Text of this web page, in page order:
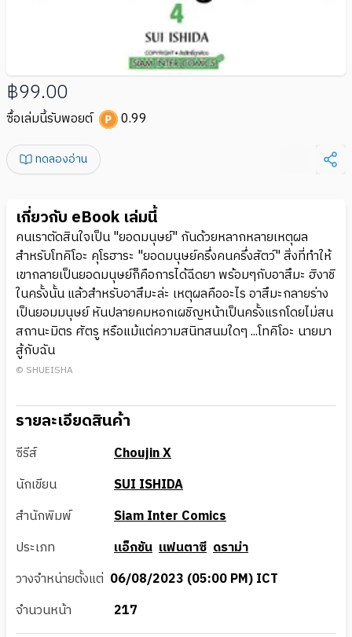
฿99.00
ซื้อเล่มนี้รับพอยต์ 0.99
ทดลองอ่าน
เกี่ยวกับ eBook เล่มนี้
คนเราตัดสินใจเป็น "ยอดมนุษย์" กันด้วยหลากหลายเหตุผล
สำหรับโทคิโอะ คุโรฮาระ "ยอดมนุษย์ครึ่งคนครึ่งสัตว์" สิ่งที่ทำให้
เขากลายเป็นยอดมนุษย์ก็คือการได้ฉีดยา พร้อมๆกับอาสึมะ ฮิงาชิ
ในครั้งนั้น แล้วสำหรับอาสึมะล่ะ เหตุผลคืออะไร อาสึมะกลายร่าง
เป็นยอมมนุษย์ หันปลายคมหอกเผชิญหน้าเป็นครั้งแรกโดยไม่สน
สถานะมิตร ศัตรู หรือแม้แต่ความสนิทสนมใดๆ ...โทคิโอะ นายมา
สู้กับฉัน
© SHUEISHA
รายละเอียดสินค้า
ซีรีส์
Choujin X
นักเขียน
SUI ISHIDA
สำนักพิมพ์
Siam Inter Comics
ประเภท
แอ็กชัน แฟนตาซี ดราม่า
วางจำหน่ายตั้งแต่ 06/08/2023 (05:00 PM) ICT
จำนวนหน้า
217